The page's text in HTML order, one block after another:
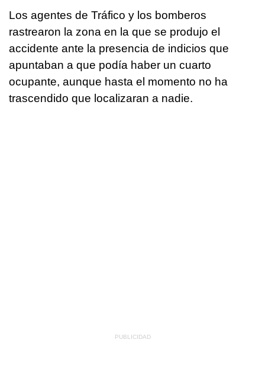
Los agentes de Tráfico y los bomberos
rastrearon la zona en la que se produjo el
accidente ante la presencia de indicios que
apuntaban a que podía haber un cuarto
ocupante, aunque hasta el momento no ha
trascendido que localizaran a nadie.